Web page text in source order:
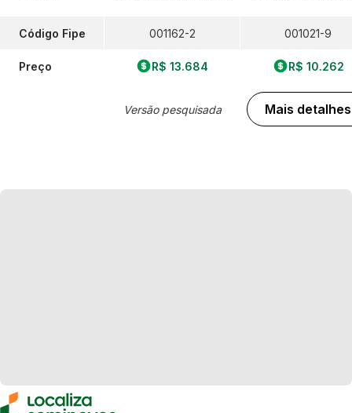
Código Fipe
Preço
001162-2
R$ 13.684
Versão pesquisada
001021-9
R$ 10.262
Mais detalhes